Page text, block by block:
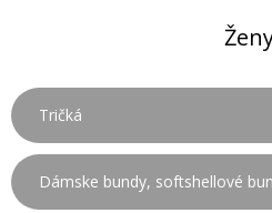
Tričká
Dámske bundy, softshellové